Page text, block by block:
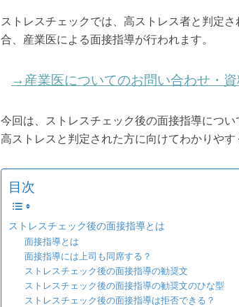
ストレスチェックでは、高ストレス者と判定
合、産業医による面接指導が行われます。
→産業医についてのお問い合わせ・
今回は、ストレスチェック後の面接指導につ
高ストレスと判定された方に向けてわかりやす
目次
ストレスチェック後の面接指導とは
面接指導とは
面接指導には上司も同席する？
ストレスチェック後の面接指導の勧奨文
ストレスチェック後の面接指導の勧奨文のひな型
ストレスチェック後の面接指導は拒否できる？